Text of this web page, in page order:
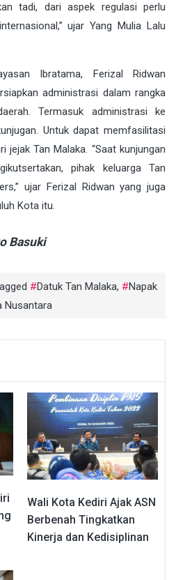
tadi, dari aspek regulasi perlu
ujar Yang Mulia Lalu
Ibratama, Ferizal Ridwan
administrasi dalam rangka
Termasuk administrasi ke
Untuk dapat memfasilitasi
jejak Tan Malaka. “Saat kunjungan
pihak keluarga Tan
ujar Ferizal Ridwan yang juga
Kota itu.
Basuki
Datuk Tan Malaka,
Napak
Nusantara
Wali Kota Kediri Ajak ASN
Berbenah Tingkatkan
Kinerja dan Kedisiplinan